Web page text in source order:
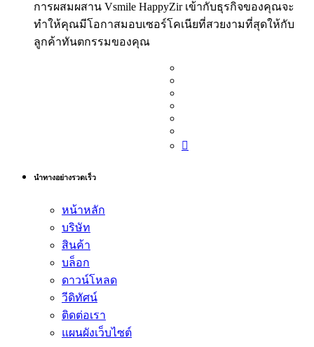
การผสมผสาน Vsmile HappyZir เข้ากับธุรกิจของคุณจะ
ทำให้คุณมีโอกาสมอบเซอร์โคเนียที่สวยงามที่สุดให้กับ
ลูกค้าทันตกรรมของคุณ
นำทางอย่างรวดเร็ว
หน้าหลัก
บริษัท
สินค้า
บล็อก
ดาวน์โหลด
วีดิทัศน์
ติดต่อเรา
แผนผังเว็บไซต์